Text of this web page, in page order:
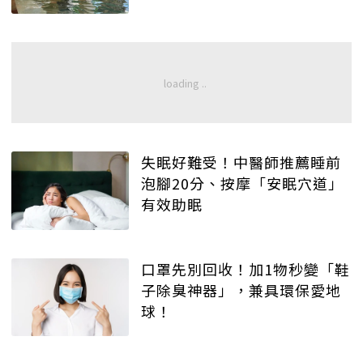
失眠好難受！中醫師推薦睡前
泡腳20分、按摩「安眠穴道」
有效助眠
口罩先別回收！加1物秒變「鞋
子除臭神器」，兼具環保愛地
球！